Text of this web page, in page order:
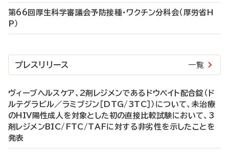
第66回厚生科学審議会予防接種・ワクチン分科会（厚労省H
P）
プレスリリース 一覧
ヴィーブヘルスケア、2剤レジメンであるドウベイト配合錠（ド
ルテグラビル／ラミブジン［DTG/3TC］）について、未治療
のHIV陽性成人を対象とした初の直接比較試験において、3
剤レジメンBIC/FTC/TAFに対する非劣性を示したことを
発表